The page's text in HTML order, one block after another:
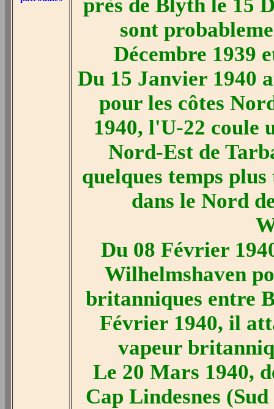
près de Blyth le 15
sont
Décembre 1939
Du 15 Janvier 1940
pour les côtes
1940, l'U-22 coule
Nord-Est de
quelques temps
dans le Nord
Du 08 Février
Wilhelmshaven
britanniques entre
Février 1940, il
vapeur
Le 20 Mars 1940,
Cap Lindesnes